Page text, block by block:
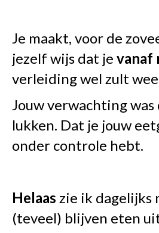
Je maakt, voor de
jezelf wijs dat je vanaf
verleiding wel zult
Jouw verwachting
lukken. Dat je jouw
onder controle hebt.
Helaas zie ik dagelijks
(teveel) blijven eten